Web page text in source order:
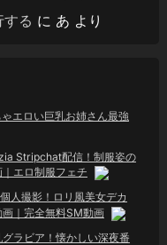
する に あ より
エロい巨乳お姉さん最強
Stripchat配信！制服姿の
エロ制服フェチ
人撮影！ロリ風美女デカ
｜完全無料SM動画
ラビア！懐かしい深夜番